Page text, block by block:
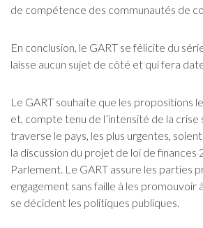
de compétence des communautés de
En conclusion, le GART se félicite du
laisse aucun sujet de côté et qui fera
Le GART souhaite que les propositions
et, compte tenu de l’intensité de la crise
traverse le pays, les plus urgentes,
la discussion du projet de loi de finances
Parlement. Le GART assure les parties
engagement sans faille à les promouvoir
se décident les politiques publiques.